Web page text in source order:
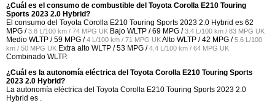
¿Cuál es el consumo de combustible del Toyota Corolla E210 Touring
Sports 2023 2.0 Hybrid?
El consumo del Toyota Corolla E210 Touring Sports 2023 2.0 Hybrid es 62
MPG /3.8 L/100 km / 74 MPG UK Bajo WLTP /69 MPG /3.4 L/100 km / 83 MPG UK
Medio WLTP /59 MPG /4 L/100 km / 71 MPG UKAlto WLTP /42 MPG /5.6 L/100
km / 50 MPG UK Extra alto WLTP /53 MPG /4.4 L/100 km / 64 MPG UK
Combinado WLTP.
¿Cuál es la autonomía eléctrica del Toyota Corolla E210 Touring Sports
2023 2.0 Hybrid?
La autonomía eléctrica del Toyota Corolla E210 Touring Sports 2023 2.0
Hybrid es .